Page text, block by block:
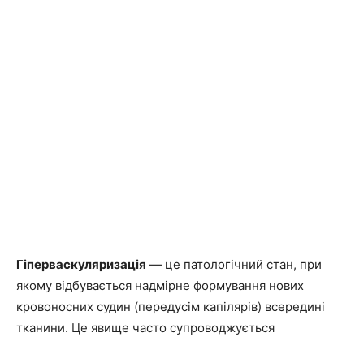
Гіперваскуляризація — це патологічний стан, при
якому відбувається надмірне формування нових
кровоносних судин (передусім капілярів) всередині
тканини. Це явище часто супроводжується